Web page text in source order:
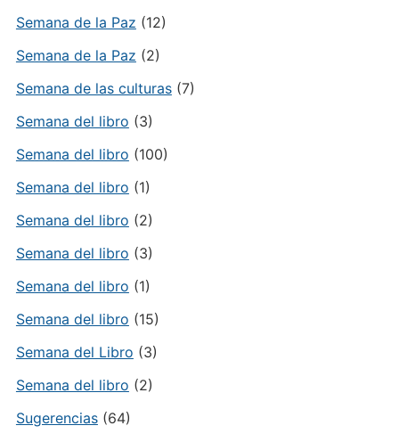
Semana de la Paz (12)
Semana de la Paz (2)
Semana de las culturas(7)
Semana del libro (3)
Semana del libro (100)
Semana del libro (1)
Semana del libro (2)
Semana del libro (3)
Semana del libro (1)
Semana del libro (15)
Semana del Libro (3)
Semana del libro (2)
Sugerencias(64)